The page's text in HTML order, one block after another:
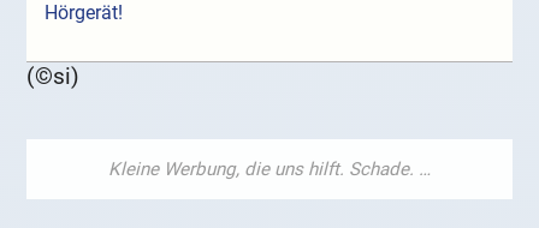
Hörgerät!
(©si)